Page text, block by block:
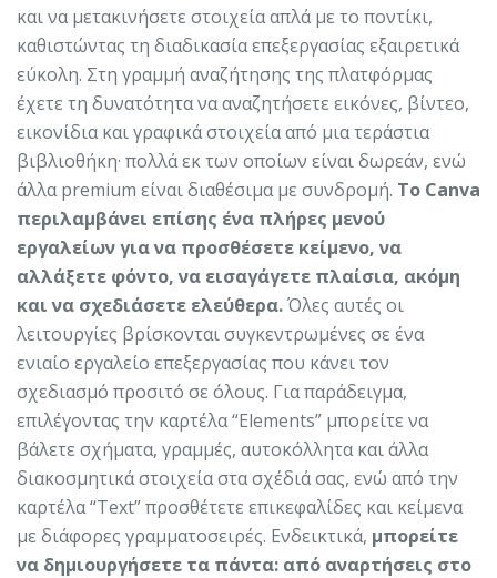
και να μετακινήσετε στοιχεία απλά με το ποντίκι,
καθιστώντας τη διαδικασία επεξεργασίας εξαιρετικά
εύκολη. Στη γραμμή αναζήτησης της πλατφόρμας
έχετε τη δυνατότητα να αναζητήσετε εικόνες, βίντεο,
εικονίδια και γραφικά στοιχεία από μια τεράστια
βιβλιοθήκη· πολλά εκ των οποίων είναι δωρεάν, ενώ
άλλα premium είναι διαθέσιμα με συνδρομή. Το Canva
περιλαμβάνει επίσης ένα πλήρες μενού
εργαλείων για να προσθέσετε κείμενο, να
αλλάξετε φόντο, να εισαγάγετε πλαίσια, ακόμη
και να σχεδιάσετε ελεύθερα.Όλες αυτές οι
λειτουργίες βρίσκονται συγκεντρωμένες σε ένα
ενιαίο εργαλείο επεξεργασίας που κάνει τον
σχεδιασμό προσιτό σε όλους. Για παράδειγμα,
επιλέγοντας την καρτέλα “Elements” μπορείτε να
βάλετε σχήματα, γραμμές, αυτοκόλλητα και άλλα
διακοσμητικά στοιχεία στα σχέδιά σας, ενώ από την
καρτέλα “Text” προσθέτετε επικεφαλίδες και κείμενα
με διάφορες γραμματοσειρές. Ενδεικτικά, μπορείτε
να δημιουργήσετε τα πάντα: από αναρτήσεις στο